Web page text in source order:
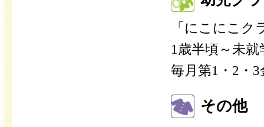
「にこにこク
1歳半頃～未
毎月第1・2・3
その他